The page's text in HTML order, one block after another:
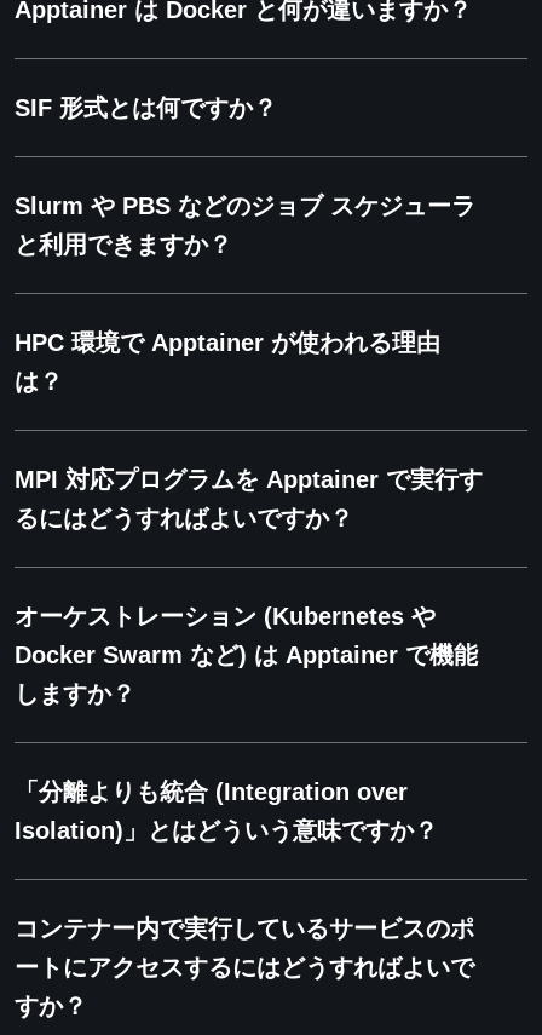
Apptainer は Docker と何が違いますか？
SIF 形式とは何ですか？
Slurm や PBS などのジョブ スケジューラ
と利用できますか？
HPC 環境で Apptainer が使われる理由
は？
MPI 対応プログラムを Apptainer で実行す
るにはどうすればよいですか？
オーケストレーション (Kubernetes や
Docker Swarm など) は Apptainer で機能
しますか？
「分離よりも統合 (Integration over
Isolation)」とはどういう意味ですか？
コンテナー内で実行しているサービスのポ
ートにアクセスするにはどうすればよいで
すか？